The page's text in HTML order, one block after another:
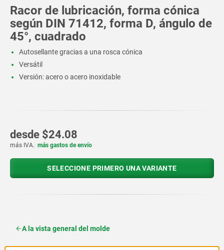
Racor de lubricación, forma cónica
según DIN 71412, forma D, ángulo de
45°, cuadrado
Autosellante gracias a una rosca cónica
Versátil
Versión: acero o acero inoxidable
desde $24.08
más IVA. más gastos de envío
SELECCIONE PRIMERO UNA VARIANTE
A la vista general del molde